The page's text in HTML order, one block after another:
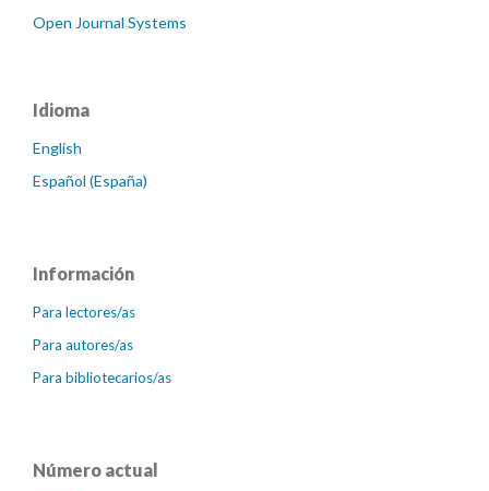
Open Journal Systems
Idioma
English
Español (España)
Información
Para lectores/as
Para autores/as
Para bibliotecarios/as
Número actual